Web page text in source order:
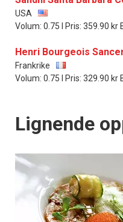
USA
Volum: 0.75 l Pris: 359.90 kr
Henri Bourgeois
Frankrike
Volum: 0.75 l Pris: 329.90 kr
Lignende